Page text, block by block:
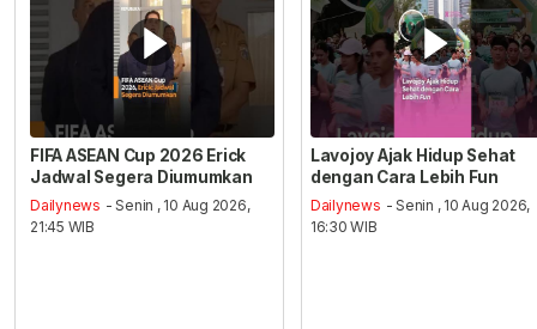
FIFA ASEAN Cup 2026 Erick
Jadwal Segera Diumumkan
Dailynews - Senin , 10 Aug 2026,
21:45 WIB
Lavojoy Ajak Hidup Sehat
dengan Cara Lebih Fun
Dailynews - Senin , 10 Aug 2026,
16:30 WIB